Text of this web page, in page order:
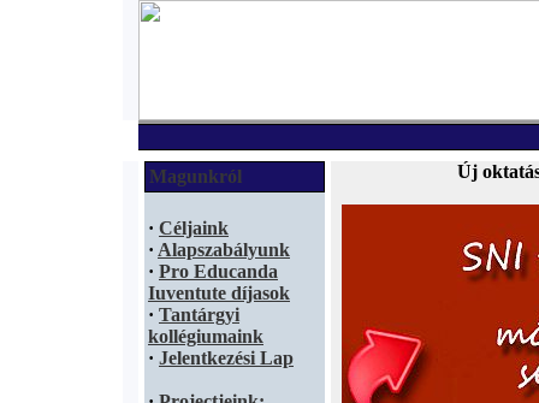
Magunkról
· Céljaink
· Alapszabályunk
· Pro Educanda
Iuventute díjasok
· Tantárgyi
kollégiumaink
· Jelentkezési Lap
Új